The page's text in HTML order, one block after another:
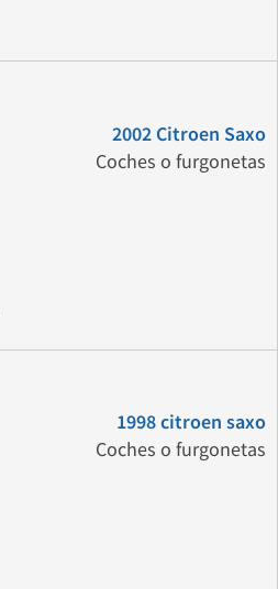
2002 Citroen Saxo
Coches o furgonetas
1998 citroen saxo
Coches o furgonetas